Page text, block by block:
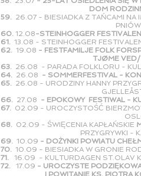
DOM RODZINNY -
59. 26.07 - BIESIADKA Z TAŃCAMI NA
60. 12.08-STEINHOGGER
61. 13.08 - STEINHOGGER
62. 19.08 - FESTFAMILJE FOLK
TJØME VED/
63. 26.08 - PARADA FOLKLORU -
64. 26.08 - SOMMERFESTIVAL -
65. 26.08 - URODZINY HANNY
66. 27.08 - EPOKOWY FESTIWAL -
67. 02.09 - UROCZYSTOŚĆ
68. 02.09 - ŚWIĘCENIA KAPŁAŃSKIE
PRZYGRYWKI -
69. 10.09 - DOŻYNKI POWIATU
70. 10.09 - BIESIADKA W GRONIE
71. 16.09 - KULTURDAGEN ST.OLAV
72. 17.09 - UROCZYSTE